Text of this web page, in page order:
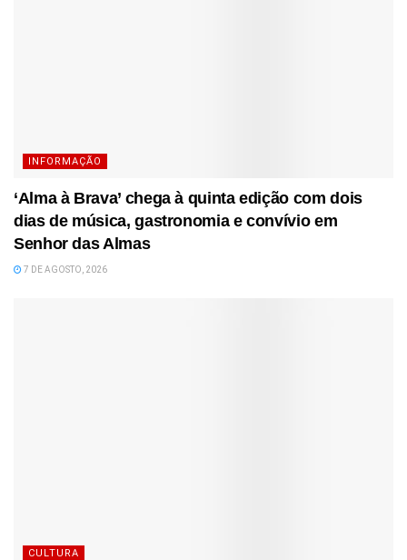
INFORMAÇÃO
‘Alma à Brava’ chega à quinta edição com dois
dias de música, gastronomia e convívio em
Senhor das Almas
7 DE AGOSTO, 2026
CULTURA